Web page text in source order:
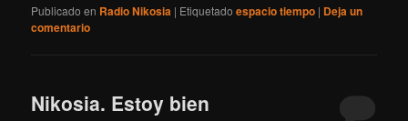
Publicado en Radio Nikosia | Etiquetado espacio tiempo | Deja un
comentario
Nikosia. Estoy bien